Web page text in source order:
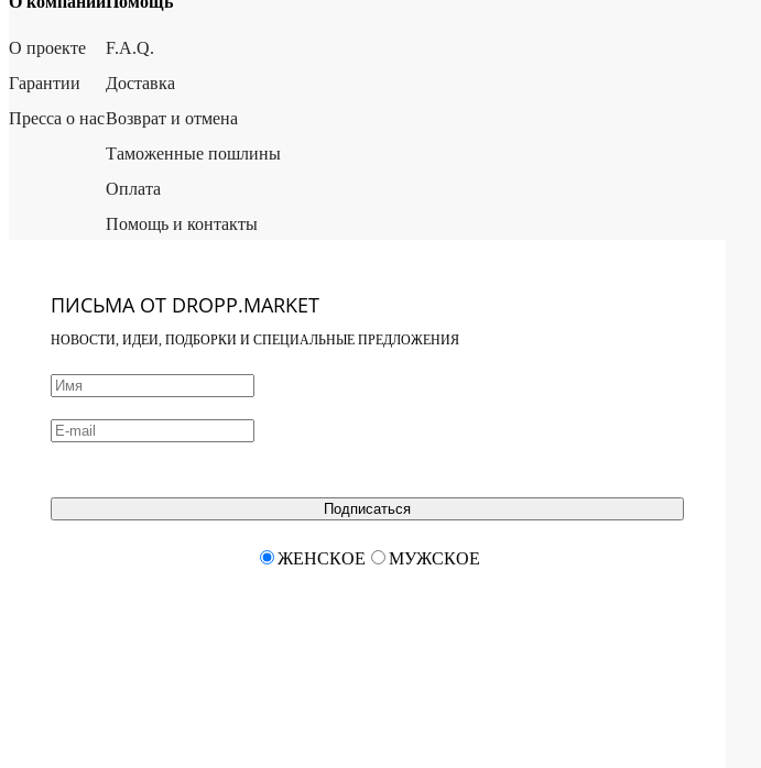
О проекте
Гарантии
Пресса о нас
F.A.Q.
Доставка
Возврат и отмена
Таможенные пошлины
Оплата
Помощь и контакты
ПИСЬМА ОТ DROPP.MARKET
НОВОСТИ, ИДЕИ, ПОДБОРКИ И СПЕЦИАЛЬНЫЕ ПРЕДЛОЖЕНИЯ
Подписаться
ЖЕНСКОЕ МУЖСКОЕ